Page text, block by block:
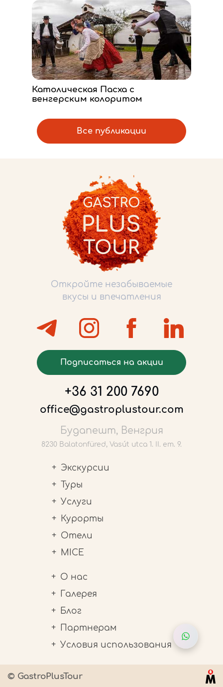
Католическая Пасха с
венгерским колоритом
Все публикации
Откройте незабываемые
вкусы и впечатления
Подписаться на акции
+36 31 200 7690
office@gastroplustour.com
Будапешт, Венгрия
8230 Balatonfüred, Vasút utca 1. II. em. 9.
Экскурсии
Туры
Услуги
Курорты
Отели
MICE
О нас
Галерея
Блог
Партнерам
Условия использования
© GastroPlusTour